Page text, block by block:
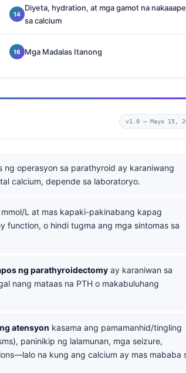
Diyeta, hydration, at mga gamot na
sa calcium
Mga Madalas Itanong
v1.0 — Mayo 15,
ng operasyon sa parathyroid ay karaniwang
calcium, depende sa laboratoryo.
L at mas kapaki-pakinabang kapag
function, o hindi tugma ang mga sintomas sa
ng parathyroidectomy ay karaniwan sa
nang mataas na PTH o makabuluhang
atensyon kasama ang pamamanhid/tingling
paninikip ng lalamunan, mga seizure,
na kung ang calcium ay mas mababa